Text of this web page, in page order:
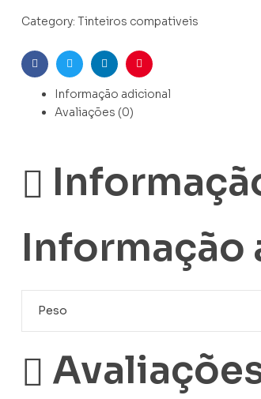
Category: Tinteiros compativeis
FacebookTwitterLinkedinPinterest
Informação adicional
Avaliações (0)
Informação
Peso